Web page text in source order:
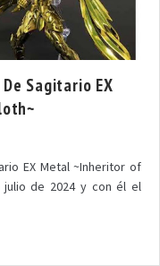
Sagitario EX
EX Metal ~Inheritor of
julio de 2024 y con él el